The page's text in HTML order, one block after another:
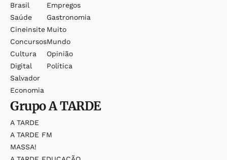
Brasil
Saúde
Cineinsite
Concursos
Cultura
Digital
Salvador
Economia
Empregos
Gastronomia
Muito
Mundo
Opinião
Política
GrupoA TARDE
A TARDE
A TARDE FM
MASSA!